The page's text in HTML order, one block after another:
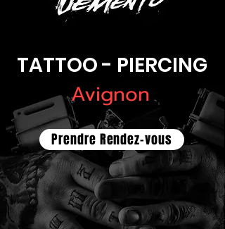
TATTOO - PIERCING
Avignon
Prendre Rendez-vous